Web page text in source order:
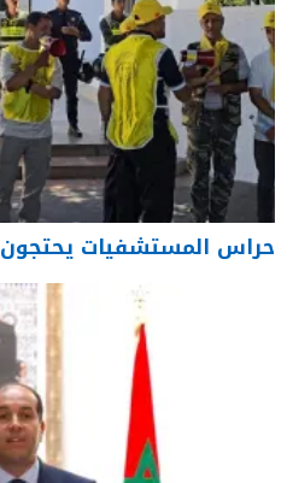
حراس المستشفيات يحتجون